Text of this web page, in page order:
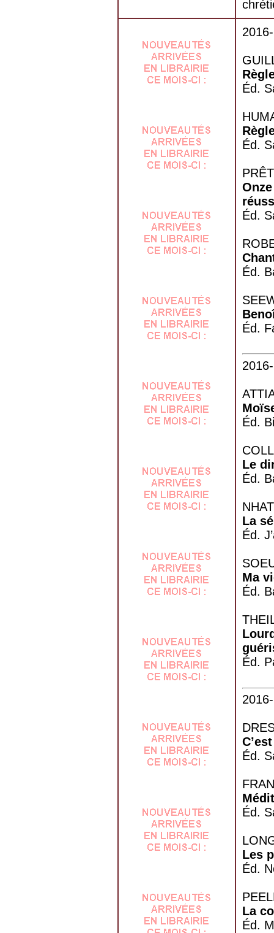
Éd.
Éd.
Éd.
Éd.
Éd.
Éd.
Le
Éd.
La
Éd.
Ma
Éd.
Éd.
Éd.
Éd.
Les
Éd.
La
Éd.